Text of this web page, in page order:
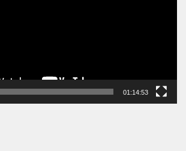
01:14:53